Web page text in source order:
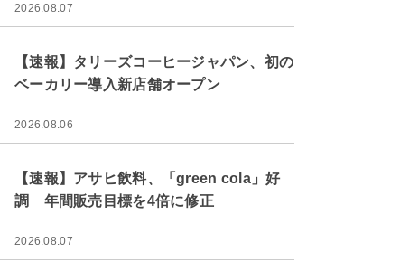
2026.08.07
【速報】タリーズコーヒージャパン、初の
ベーカリー導入新店舗オープン
2026.08.06
【速報】アサヒ飲料、「green cola」好
調 年間販売目標を4倍に修正
2026.08.07